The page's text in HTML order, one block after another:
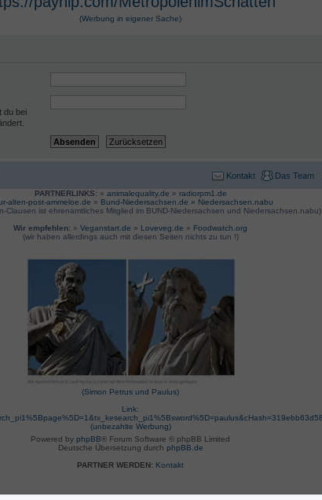
(Werbung in eigener Sache)
du bei
Das Team
Kontakt
PARTNERLINKS: » animalequality.de » radiorpm1.de
alten-post-ammeloe.de » Bund-Niedersachsen.de » Niedersachsen.nabu
Clausen ist ehrenamtliches Mitglied im BUND-Niedersachsen und Niedersachsen.nabu)
Wir empfehlen: » Veganstart.de » Loveveg.de » Foodwatch.org
(wir haben allerdings auch mit diesen Seiten nichts zu tun !)
(Simon Petrus und Paulus)
Link:
(unbezahlte Werbung)
Powered by phpBB® Forum Software © phpBB Limited
Deutsche Übersetzung durch phpBB.de
PARTNER WERDEN: Kontakt